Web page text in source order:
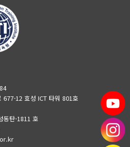
677-12 효성 ICT 타워 801호
동탄-1811 호